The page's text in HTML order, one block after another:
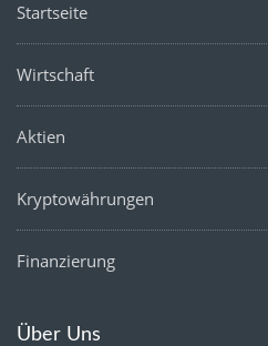
Startseite
Wirtschaft
Aktien
Kryptowährungen
Finanzierung
Über Uns